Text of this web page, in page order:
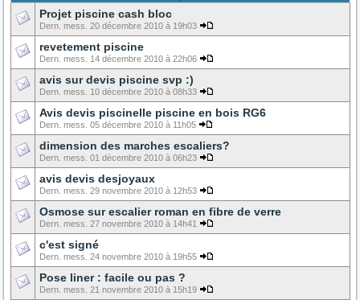
Projet piscine cash bloc
Dern. mess. 20 décembre 2010 à 19h03
revetement piscine
Dern. mess. 14 décembre 2010 à 22h06
avis sur devis piscine svp :)
Dern. mess. 10 décembre 2010 à 08h33
Avis devis piscinelle piscine en bois RG6
Dern. mess. 05 décembre 2010 à 11h05
dimension des marches escaliers?
Dern. mess. 01 décembre 2010 à 06h23
avis devis desjoyaux
Dern. mess. 29 novembre 2010 à 12h53
Osmose sur escalier roman en fibre de verre
Dern. mess. 27 novembre 2010 à 14h41
c'est signé
Dern. mess. 24 novembre 2010 à 19h55
Pose liner : facile ou pas ?
Dern. mess. 21 novembre 2010 à 15h19